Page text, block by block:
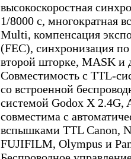
высокоскоростная
1/8000 с, многократная
Multi, компенсация
(FEC), синхронизация
второй шторке, MASK и
Совместимость с TTL-
со встроенной
системой Godox X 2.4G,
совместима с
вспышками TTL Canon,
FUJIFILM, Olympus и